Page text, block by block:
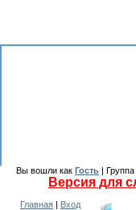
Вы вошли как Гость | Группа
Версия для
Главная | Вход